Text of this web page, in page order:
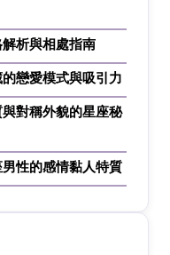
析與相處指南
戀愛模式與吸引力
對稱外貌的星座秘
性的感情黏人特質